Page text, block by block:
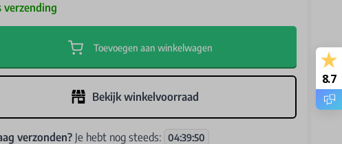
verzending
Toevoegen aan winkelwagen
Bekijk winkelvoorraad
verzonden? Je hebt nog steeds: 04:39:49
8.7